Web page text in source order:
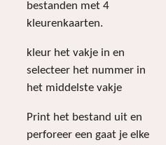
bestanden met 4
kleurenkaarten.
kleur het vakje in en
selecteer het nummer in
het middelste vakje
Print het bestand uit en
perforeer een gaat je elke